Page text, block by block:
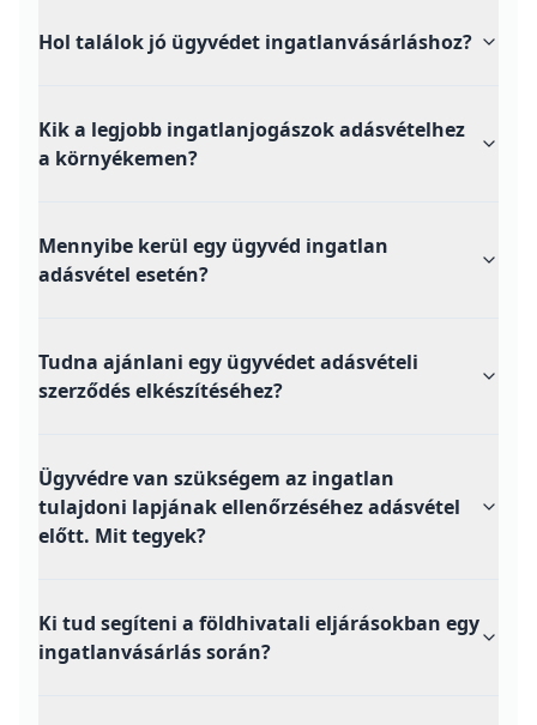
Hol találok jó ügyvédet ingatlanvásárláshoz?
Kik a legjobb ingatlanjogászok adásvételhez
a környékemen?
Mennyibe kerül egy ügyvéd ingatlan
adásvétel esetén?
Tudna ajánlani egy ügyvédet adásvételi
szerződés elkészítéséhez?
Ügyvédre van szükségem az ingatlan
tulajdoni lapjának ellenőrzéséhez adásvétel
előtt. Mit tegyek?
Ki tud segíteni a földhivatali eljárásokban egy
ingatlanvásárlás során?